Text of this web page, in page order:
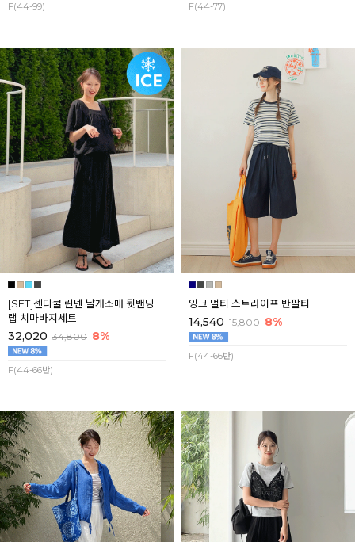
F(44-99) F(44-77)
[SET]센디쿨 린넨 날개소매 뒷밴딩
랩 치마바지세트
32,020 34,800 8%
F(44-66반)
잉크 멀티 스트라이프 반팔티
14,540 15,800 8%
F(44-66반)